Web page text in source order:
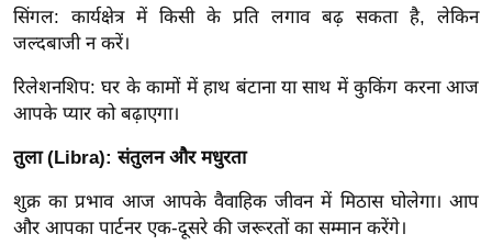
ली
वु
ड
फि
स
मी
क्षा
सिंगल: कार्यक्षेत्र में किसी के प्रति लगाव बढ़ सकता है, लेकिन
जल्दबाजी न करें।
रिलेशनशिप: घर के कामों में हाथ बंटाना या साथ में कुकिंग करना आज
आपके प्यार को बढ़ाएगा।
तुला (Libra): संतुलन और मधुरता
शुक्र का प्रभाव आज आपके वैवाहिक जीवन में मिठास घोलेगा। आप
और आपका पार्टनर एक-दूसरे की जरूरतों का सम्मान करेंगे।